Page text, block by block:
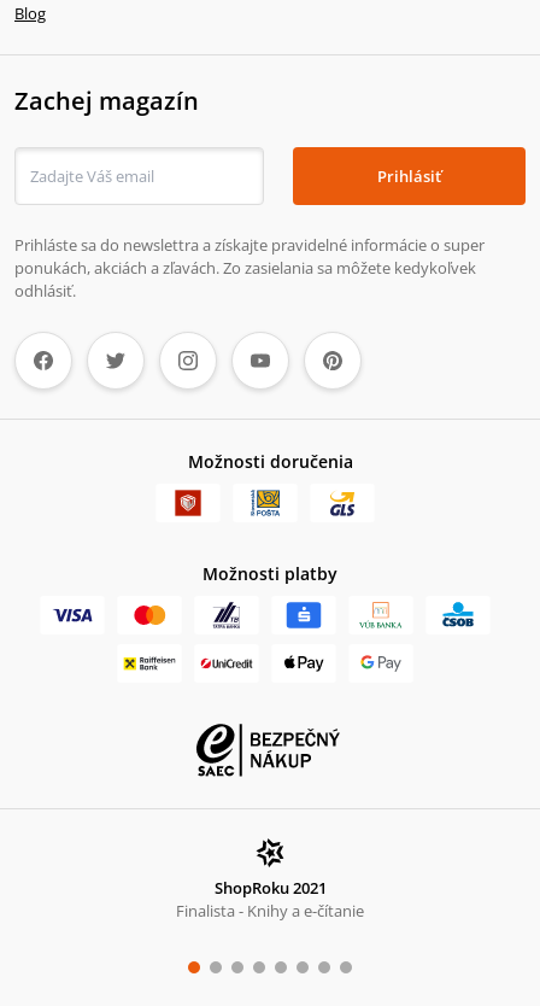
Blog
Zachej magazín
Prihlásiť
Prihláste sa do newslettra a získajte pravidelné informácie o super
ponukách, akciách a zľavách. Zo zasielania sa môžete kedykoľvek
odhlásiť.
Možnosti doručenia
Možnosti platby
ShopRoku 2021
Finalista - Knihy a e-čítanie